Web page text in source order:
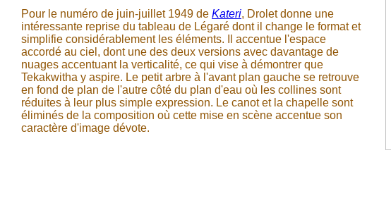
Pour le numéro de juin-juillet 1949 de Kateri, Drolet donne une
intéressante reprise du tableau de Légaré dont il change le format et
simplifie considérablement les éléments. Il accentue l'espace
accordé au ciel, dont une des deux versions avec davantage de
nuages accentuant la verticalité, ce qui vise à démontrer que
Tekakwitha y aspire. Le petit arbre à l'avant plan gauche se retrouve
en fond de plan de l'autre côté du plan d'eau où les collines sont
réduites à leur plus simple expression. Le canot et la chapelle sont
éliminés de la composition où cette mise en scène accentue son
caractère d'image dévote.